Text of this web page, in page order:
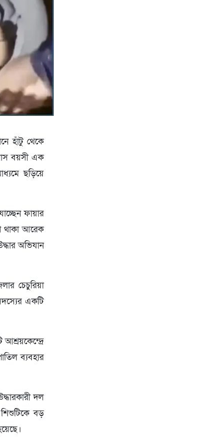
হাঁটু থেকে
বয়সী এক
ছড়িয়ে
ফায়ার
থাকা আরেক
অভিযান
চেচুরিয়া
একটি
ব্যবহার
দল
বড়